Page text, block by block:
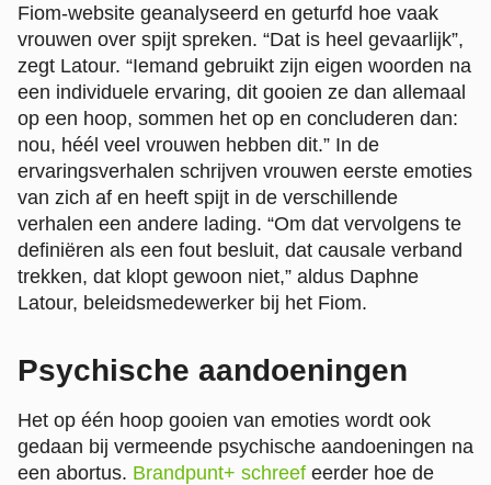
Fiom-website geanalyseerd en geturfd hoe vaak
vrouwen over spijt spreken. “Dat is heel gevaarlijk”,
zegt Latour. “Iemand gebruikt zijn eigen woorden na
een individuele ervaring, dit gooien ze dan allemaal
op een hoop, sommen het op en concluderen dan:
nou, héél veel vrouwen hebben dit.” In de
ervaringsverhalen schrijven vrouwen eerste emoties
van zich af en heeft spijt in de verschillende
verhalen een andere lading. “Om dat vervolgens te
definiëren als een fout besluit, dat causale verband
trekken, dat klopt gewoon niet,” aldus Daphne
Latour, beleidsmedewerker bij het Fiom.
Psychische aandoeningen
Het op één hoop gooien van emoties wordt ook
gedaan bij vermeende psychische aandoeningen na
een abortus. Brandpunt+ schreef eerder hoe de